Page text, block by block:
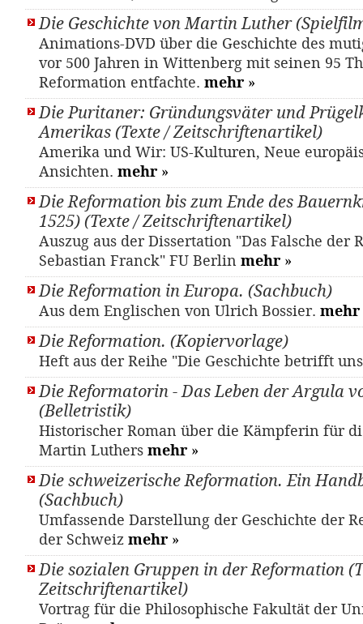
Die Geschichte von Martin Luther
Animations-DVD über die Geschichte des
vor 500 Jahren in Wittenberg mit seinen 95
Reformation entfachte. mehr »
Die Puritaner: Gründungsväter und
Amerikas (Texte / Zeitschriftenartikel)
Amerika und Wir: US-Kulturen, Neue
Ansichten. mehr »
Die Reformation bis zum Ende des
1525) (Texte / Zeitschriftenartikel)
Auszug aus der Dissertation "Das Falsche der
Sebastian Franck" FU Berlin mehr »
Die Reformation in Europa. (Sachbuch)
Aus dem Englischen von Ulrich Bossier. mehr
Die Reformation. (Kopiervorlage)
Heft aus der Reihe "Die Geschichte betrifft
Die Reformatorin - Das Leben der Argula
(Belletristik)
Historischer Roman über die Kämpferin für
Martin Luthers mehr »
Die schweizerische Reformation. Ein
(Sachbuch)
Umfassende Darstellung der Geschichte der
der Schweiz mehr »
Die sozialen Gruppen in der Reformation
Zeitschriftenartikel)
Vortrag für die Philosophische Fakultät der